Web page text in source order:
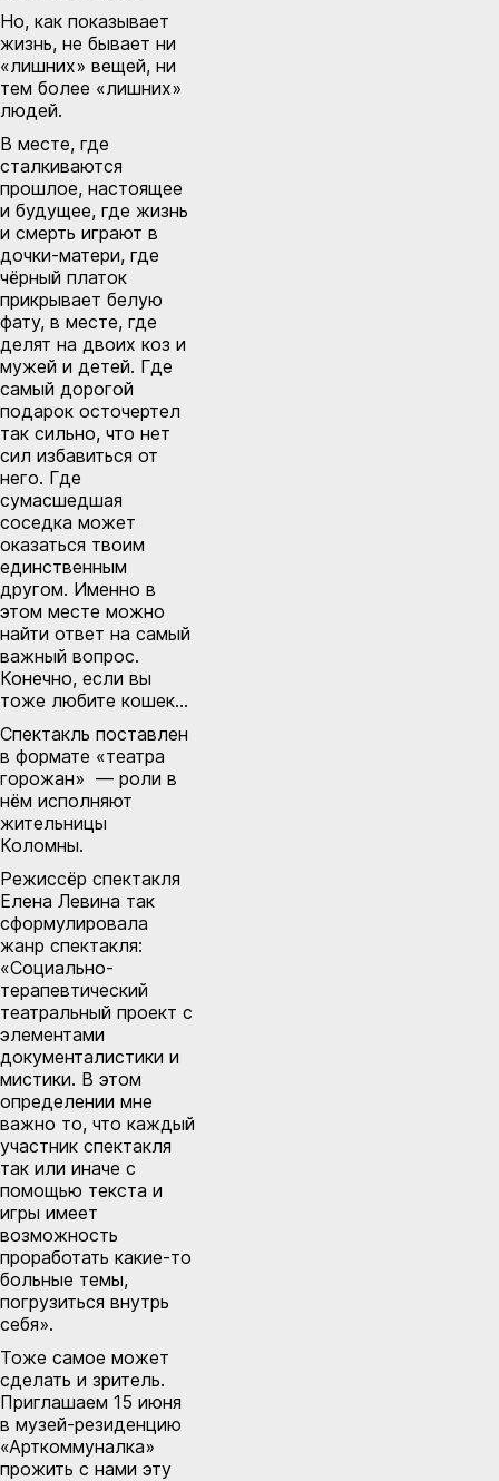
Но, как показывает
жизнь, не бывает ни
«лишних» вещей, ни
тем более «лишних»
людей.
В месте, где
сталкиваются
прошлое, настоящее
и будущее, где жизнь
и смерть играют в
дочки-матери, где
чёрный платок
прикрывает белую
фату, в месте, где
делят на двоих коз и
мужей и детей. Где
самый дорогой
подарок осточертел
так сильно, что нет
сил избавиться от
него. Где
сумасшедшая
соседка может
оказаться твоим
единственным
другом. Именно в
этом месте можно
найти ответ на самый
важный вопрос.
Конечно, если вы
тоже любите кошек…
Спектакль поставлен
в формате «театра
горожан» — роли в
нём исполняют
жительницы
Коломны.
Режиссёр спектакля
Елена Левина так
сформулировала
жанр спектакля:
«Социально-
терапевтический
театральный проект с
элементами
документалистики и
мистики. В этом
определении мне
важно то, что каждый
участник спектакля
так или иначе с
помощью текста и
игры имеет
возможность
проработать какие-то
больные темы,
погрузиться внутрь
себя».
Тоже самое может
сделать и зритель.
Приглашаем 15 июня
в музей-резиденцию
«Арткоммуналка»
прожить с нами эту